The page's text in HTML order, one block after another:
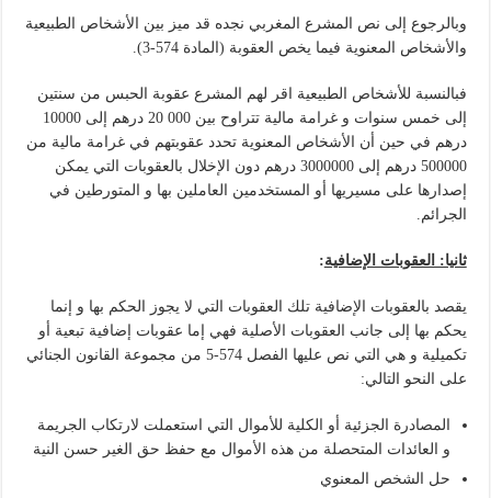
وبالرجوع إلى نص المشرع المغربي نجده قد ميز بين الأشخاص الطبيعية
والأشخاص المعنوية فيما يخص العقوبة (المادة 574-3).
فبالنسبة للأشخاص الطبيعية اقر لهم المشرع عقوبة الحبس من سنتين
إلى خمس سنوات و غرامة مالية تتراوح بين 000 20 درهم إلى 10000
درهم في حين أن الأشخاص المعنوية تحدد عقوبتهم في غرامة مالية من
500000 درهم إلى 3000000 درهم دون الإخلال بالعقوبات التي يمكن
إصدارها على مسيريها أو المستخدمين العاملين بها و المتورطين في
الجرائم.
ثانيا: العقوبات الإضافية:
يقصد بالعقوبات الإضافية تلك العقوبات التي لا يجوز الحكم بها و إنما
يحكم بها إلى جانب العقوبات الأصلية فهي إما عقوبات إضافية تبعية أو
تكميلية و هي التي نص عليها الفصل 574-5 من مجموعة القانون الجنائي
على النحو التالي:
المصادرة الجزئية أو الكلية للأموال التي استعملت لارتكاب الجريمة
و العائدات المتحصلة من هذه الأموال مع حفظ حق الغير حسن النية
حل الشخص المعنوي